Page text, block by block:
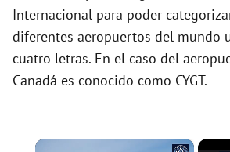
Internacional para poder
diferentes aeropuertos del mundo
cuatro letras. En el caso del
Canadá es conocido como CYGT.
×